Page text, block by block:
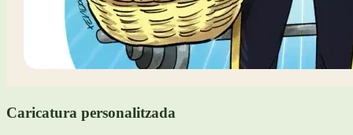
Caricatura personalitzada